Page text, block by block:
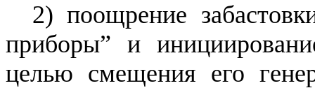
2) поощрение
приборы” и
целью смещения его